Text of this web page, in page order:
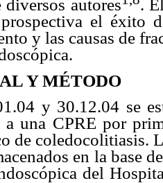
diversos autores
.
el éxito
y las causas de
Y MÉTODO
y 30.12.04 se
a una CPRE por
de coledocolitiasis.
en la base
del